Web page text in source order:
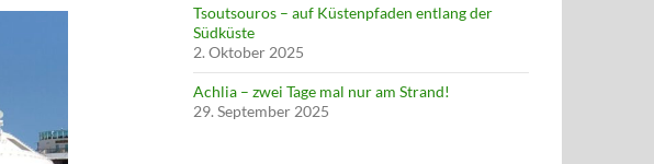
Tsoutsouros – auf Küstenpfaden entlang der
Südküste
2. Oktober 2025
Achlia – zwei Tage mal nur am Strand!
29. September 2025